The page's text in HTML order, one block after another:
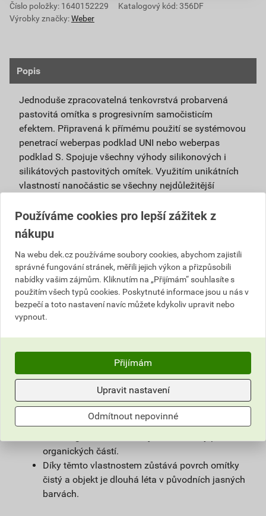
Číslo položky: 1640152229
Katalogový kód: 356DF
Výrobky značky:Weber
Popis
Jednoduše zpracovatelná tenkovrstvá probarvená
pastovitá omítka s progresivním samočisticím
efektem. Připravená k přímému použití se systémovou
penetrací weberpas podklad UNI nebo weberpas
podklad S. Spojuje všechny výhody silikonových i
silikátových pastovitých omítek. Využitím unikátních
vlastností nanočástic se všechny nejdůležitější
Je vhodná pro použití v exteriéru i interiéru a pro
povrchové úpravy sanačních omítek a systémů
na vlhké zdivo.
Použitím samočisticí omítky weberpas
extraClean se výrazně prodlužuje životnost
fasády a podstatně snižují náklady na její
údržbu.
Díky velmi malému podílu organických částic
obsažených v omítce, vzniká na povrchu omítky
vlivem proudění vzduchu jen nepatrný
elektrostatický náboj a prach z ovzduší na
povrchu omítky neulpívá.
Omítka je zároveň hydrofobní. Tím zůstává na
povrchu fasády minimum vody, která utváří
dobré živné podmínky pro mikroorganismy, růstu
organických částí.
Díky těmto vlastnostem zůstává povrch omítky
čistý a objekt je dlouhá léta v původních jasných
barvách.
Používáme cookies pro lepší zážitek z
nákupu
Na webu dek.cz používáme soubory cookies, abychom zajistili
správné fungování stránek, měřili jejich výkon a přizpůsobili
nabídky vašim zájmům. Kliknutím na „Přijímám“ souhlasíte s
použitím všech typů cookies. Poskytnuté informace jsou u nás v
bezpečí a toto nastavení navíc můžete kdykoliv upravit nebo
vypnout.
Přijímám
Upravit nastavení
Odmítnout nepovinné